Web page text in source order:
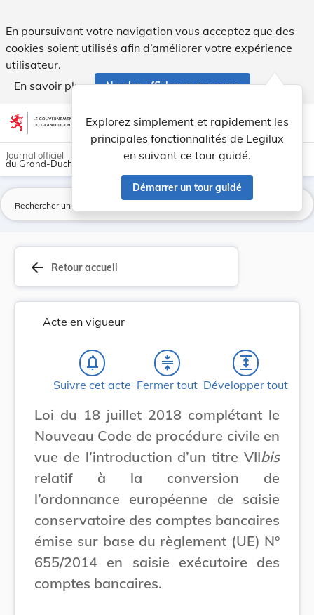
En poursuivant votre navigation vous acceptez que des
cookies soient utilisés afin d’améliorer votre expérience
utilisateur.
En savoir plus
Ne plus afficher ce message
Aller au contenu account_circle help Aide
Explorez simplement et rapidement les
principales fonctionnalités de Legilux
en suivant ce tour guidé.
Démarrer un tour guidé
light_mode dark_mode
Journal officiel
du Grand-Duché de Luxembourg
arrow_back Retour accueil
Acte en vigueur
notifications_none
Suivre cet acte
compress
Fermer tout
expand
Développer tout
Loi du 18 juillet 2018 complétant le
Nouveau Code de procédure civile en
vue de l’introduction d’un titre VIIbis
relatif à la conversion de
l’ordonnance européenne de saisie
conservatoire des comptes bancaires
émise sur base du règlement (UE) N°
655/2014 en saisie exécutoire des
comptes bancaires.